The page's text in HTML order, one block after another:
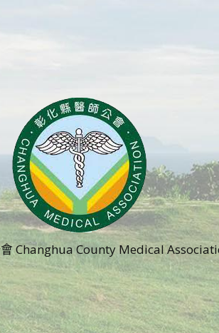
Changhua County Medical